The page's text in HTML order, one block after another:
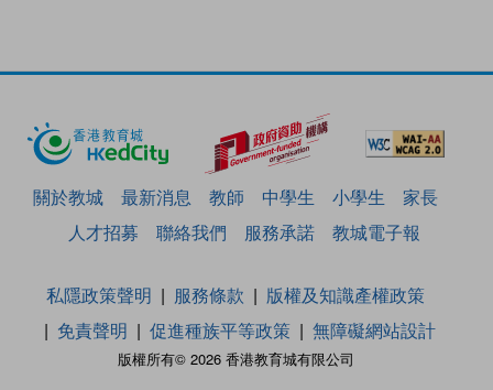
關於教城 最新消息 教師 中學生 小學生
家長
人才招募
聯絡我們 服務承諾 教城電子報
版權所有© 2026 香港教育城有限公司
私隱政策聲明 服務條款
版權及知識產權政策
免責聲明
促進種族平等政策 無障礙網站設計